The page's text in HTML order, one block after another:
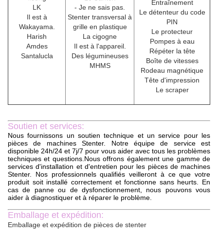
LK
Il est à
Wakayama.
Harish
Amdes
Santalucla
- Je ne sais pas.
Stenter transversal à
grille en plastique
La cigogne
Il est à l'appareil.
Des légumineuses
MHMS
Entraînement
Le détenteur du code
PIN
Le protecteur
Pompes à eau
Répéter la tête
Boîte de vitesses
Rodeau magnétique
Tête d'impression
Le scraper
Soutien et services:
Nous fournissons un soutien technique et un service pour les
pièces de machines Stenter. Notre équipe de service est
disponible 24h/24 et 7j/7 pour vous aider avec tous les problèmes
techniques et questions.Nous offrons également une gamme de
services d'installation et d'entretien pour les pièces de machines
Stenter. Nos professionnels qualifiés veilleront à ce que votre
produit soit installé correctement et fonctionne sans heurts. En
cas de panne ou de dysfonctionnement, nous pouvons vous
aider à diagnostiquer et à réparer le problème.
Emballage et expédition:
Emballage et expédition de pièces de stenter